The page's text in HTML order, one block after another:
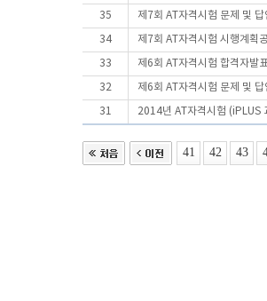
35 제7회 AT자격시험 문제 및 답
34 제7회 AT자격시험 시행계획
33 제6회 AT자격시험 합격자발
32 제6회 AT자격시험 문제 및 답
31 2014년 AT자격시험 (iPLUS
41 42 43